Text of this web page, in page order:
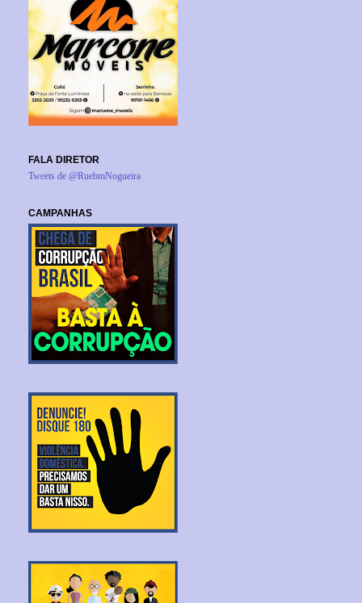
FALA DIRETOR
Tweets de @RuebmNogueira
CAMPANHAS